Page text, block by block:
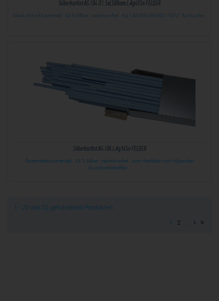
Silberhartlot AG 104 D1,5xL500mm L-Ag45Sn FELDER
blank ohne Flussmittel · 45 % Silber · cadmiumfrei · Ag 145 DIN EN ISO 17672 · für Kupfer-,
Silberhartlot AG 106 L-Ag34Sn FELDER
flussmittelummantelt · 34 % Silber · cadmiumfrei · zum Hartlöten von folgenden
Grundwerkstoffen:…
1 - 20 von 22 gefundenen Produkten
1 2